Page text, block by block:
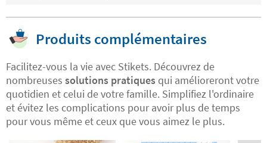
Produits complémentaires
Facilitez-vous la vie avec Stikets. Découvrez de
nombreuses solutions pratiques qui amélioreront votre
quotidien et celui de votre famille. Simplifiez l'ordinaire
et évitez les complications pour avoir plus de temps
pour vous même et ceux que vous aimez le plus.